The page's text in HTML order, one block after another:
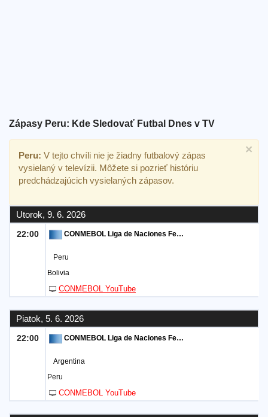
Zápasy Peru: Kde Sledovať Futbal Dnes v TV
×
Peru: V tejto chvíli nie je žiadny futbalový zápas
vysielaný v televízii. Môžete si pozrieť históriu
predchádzajúcich vysielaných zápasov.
Utorok, 9. 6. 2026
22:00 CONMEBOL Liga de Naciones Femenina
Peru
Bolivia
CONMEBOL YouTube
Piatok, 5. 6. 2026
22:00 CONMEBOL Liga de Naciones Femenina
Argentina
Peru
CONMEBOL YouTube